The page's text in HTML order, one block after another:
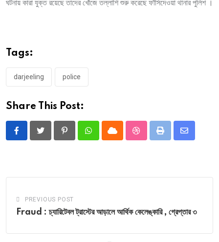
ঘটনায় কারা যুক্ত রয়েছে তাদের খোঁজে তল্লাশি শুরু করেছে ফাঁসিদেওয়া থানার পুলিশ ।
Tags:
darjeeling police
Share This Post:
PinterestWhatsappCloud StumbleUpon
Print
Share
PREVIOUS POST
Fraud : চ্যারিটেবল ট্রাস্টের আড়ালে আর্থিক কেলেঙ্কারি , গ্রেপ্তার ৩